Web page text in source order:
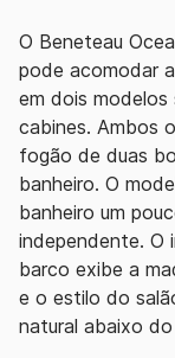
O Beneteau
pode acomodar
em dois
cabines. Ambos
fogão de duas
banheiro. O
banheiro um
independente. O
barco exibe a
e o estilo do
natural abaixo